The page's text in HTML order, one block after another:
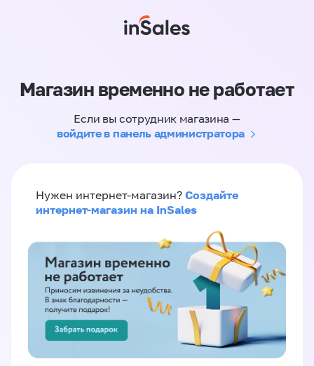
Магазин временно не работает
Если вы сотрудник магазина —
войдите в панель администратора
Нужен интернет-магазин? Создайте
интернет-магазин на InSales